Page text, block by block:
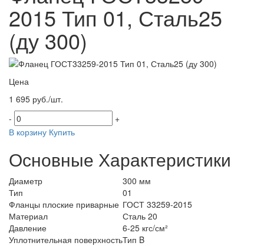
2015 Тип 01, Сталь25
(ду 300)
Цена
1 695 руб./шт.
-
+
В корзину Купить
Основные Характеристики
Диаметр
300 мм
Тип
01
Фланцы плоские приварные ГОСТ 33259-2015
Материал
Сталь 20
Давление
6-25 кгс/см²
Уплотнительная поверхностьТип B